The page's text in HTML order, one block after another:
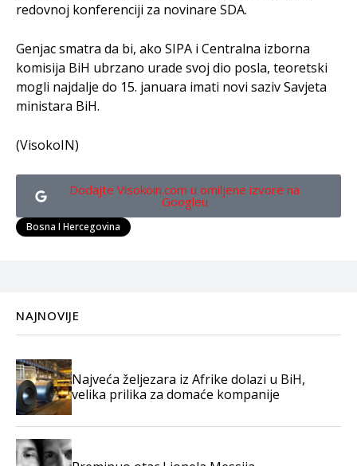
redovnoj konferenciji za novinare SDA.
Genjac smatra da bi, ako SIPA i Centralna izborna
komisija BiH ubrzano urade svoj dio posla, teoretski
mogli najdalje do 15. januara imati novi saziv Savjeta
ministara BiH.
(VisokoIN)
Dodajte Visokoin.com u omiljene izvore na
Googleu
Bosna I Hercegovina
NAJNOVIJE
Najveća željezara iz Afrike dolazi u BiH,
velika prilika za domaće kompanije